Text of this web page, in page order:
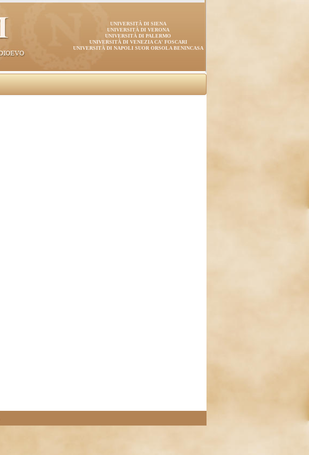
UNIVERSITÀ DI SIENA
UNIVERSITÀ DI VERONA
UNIVERSITÀ DI PALERMO
UNIVERSITÀ DI VENEZIA CA' FOSCARI
UNIVERSITÀ DI NAPOLI SUOR ORSOLA BENINCASA